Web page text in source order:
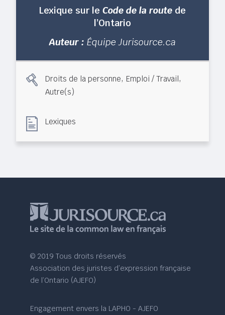
Lexique sur leCode de la route de
l’Ontario
Auteur : Équipe Jurisource.ca
Droits de la personne, Emploi / Travail,
Autre(s)
Lexiques
© 2019 Tous droits réservés
Association des juristes d’expression française
de l’Ontario (AJEFO)
Engagement envers la LAPHO - AJEFO